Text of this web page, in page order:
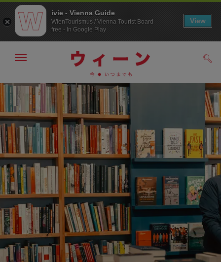
メ
ニ
ュ
ー
へ
こ
の
ペ
ー
ジ
の
ト
ッ
プ
へ
メ
示・
非
示
す
る
ivie - Vienna Guide
WienTourismus / Vienna Tourist Board
free - In Google Play
View